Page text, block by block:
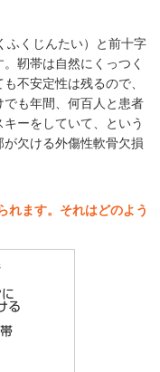
ふくじんたい）と前十字
靭帯は自然にくっつく
不安定性は残るので、
も年間、何百人と患者
ーをしていて、という
欠ける外傷性軟骨欠損
れます。それはどのよう